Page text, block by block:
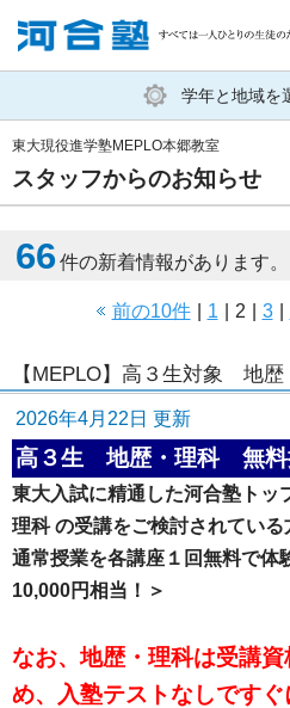
塾生の方
学年と地域を
スタッフからのお知らせ
東大現役進学塾MEPLO本郷教室
66件の新着情報があります
前の10件 1 2 3
【MEPLO】高３生対象 地
2026年4月22日 更新
高３生 地歴・理科 無料
東大入試に精通した河合塾トッ
理科 の受講をご検討されている
通常授業を各講座１回無料で体
10,000円相当！＞
なお、地歴・理科は受講
め、入塾テストなしです